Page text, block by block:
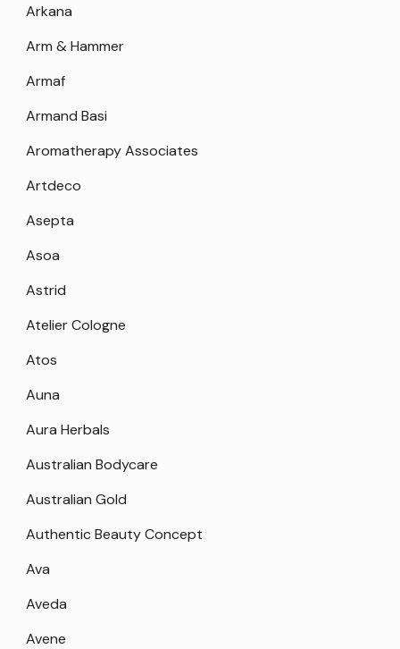
Arkana
Arm & Hammer
Armaf
Armand Basi
Aromatherapy Associates
Artdeco
Asepta
Asoa
Astrid
Atelier Cologne
Atos
Auna
Aura Herbals
Australian Bodycare
Australian Gold
Authentic Beauty Concept
Ava
Aveda
Avene